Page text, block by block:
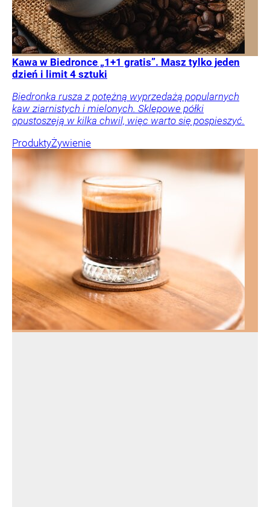
Kawa w Biedronce „1+1 gratis”. Masz tylko jeden
dzień i limit 4 sztuki
Biedronka rusza z potężną wyprzedażą popularnych
kaw ziarnistych i mielonych. Sklepowe półki
opustoszeją w kilka chwil, więc warto się pospieszyć.
ProduktyŻywienie